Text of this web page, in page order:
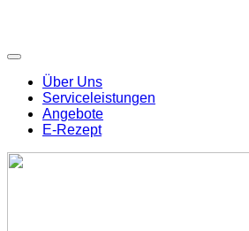
Über Uns
Serviceleistungen
Angebote
E-Rezept